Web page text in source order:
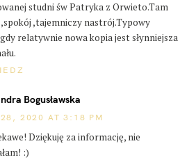
studni św Patryka z Orwieto.Tam
,spokój ,tajemniczy nastrój.Typowy
relatywnie nowa kopia jest słynniejsza
Bogusławska
2020 AT 3:18 PM
Dziękuję za informację, nie
:)